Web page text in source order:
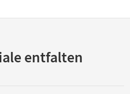
entfalten